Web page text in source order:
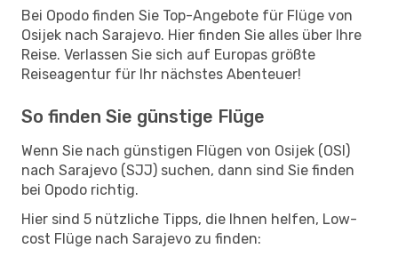
Bei Opodo finden Sie Top-Angebote für Flüge von
Osijek nach Sarajevo. Hier finden Sie alles über Ihre
Reise. Verlassen Sie sich auf Europas größte
Reiseagentur für Ihr nächstes Abenteuer!
So finden Sie günstige Flüge
Wenn Sie nach günstigen Flügen von Osijek (OSI)
nach Sarajevo (SJJ) suchen, dann sind Sie finden
bei Opodo richtig.
Hier sind 5 nützliche Tipps, die Ihnen helfen, Low-
cost Flüge nach Sarajevo zu finden: